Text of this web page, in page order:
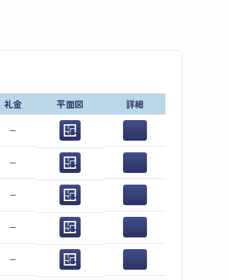
礼金 平面図
詳細
−
−
−
−
−